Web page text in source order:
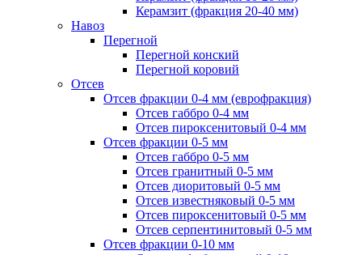
Керамзит (фракция 20-40 мм)
Навоз
Перегной
Перегной конский
Перегной коровий
Отсев
Отсев фракции 0-4 мм (еврофракция)
Отсев габбро 0-4 мм
Отсев пироксенитовый 0-4 мм
Отсев фракции 0-5 мм
Отсев габбро 0-5 мм
Отсев гранитный 0-5 мм
Отсев диоритовый 0-5 мм
Отсев известняковый 0-5 мм
Отсев пироксенитовый 0-5 мм
Отсев серпентинитовый 0-5 мм
Отсев фракции 0-10 мм